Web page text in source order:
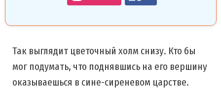
Так выглядит цветочный холм снизу. Кто бы
мог подумать, что поднявшись на его вершину
оказываешься в сине-сиреневом царстве.